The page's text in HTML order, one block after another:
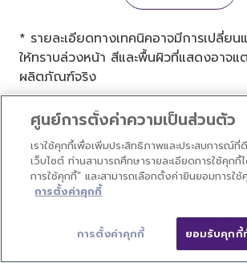
* รายละเอียดทางเทคนิคอาจมีการเปลี่ยน
ให้ทราบล่วงหน้า สีและพื้นผิวที่แสดงอาจ
ผลิตภัณฑ์จริง
เครื่องดนตรี เปียโน ผลิตภัณฑ์
เปีย
N3X
ศูนย์การตั้งค่าความเป็นส่วนตัว
เราใช้คุกกี้เพื่อเพิ่มประสิทธิภาพและประสบการณ์ที่
เว็บไซต์ ท่านสามารถศึกษารายละเอียดการใช้คุกกี้
การใช้คุกกี้” และสามารถเลือกตั้งค่ายินยอมการใ
การตั้งค่าคุกกี้
การตั้งค่าคุกกี้ ยอมรับคุกกี้